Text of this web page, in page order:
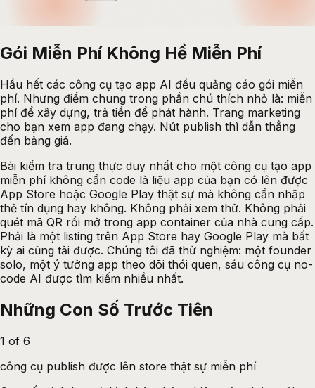
Gói Miễn Phí Không Hề Miễn Phí
Hầu hết các công cụ tạo app AI đều quảng cáo gói miễn
phí. Nhưng điểm chung trong phần chú thích nhỏ là: miễn
phí để xây dựng, trả tiền để phát hành. Trang marketing
cho bạn xem app đang chạy. Nút publish thì dẫn thẳng
đến bảng giá.
Bài kiểm tra trung thực duy nhất cho một công cụ tạo app
miễn phí không cần code là liệu app của bạn có lên được
App Store hoặc Google Play thật sự mà không cần nhập
thẻ tín dụng hay không. Không phải xem thử. Không phải
quét mã QR rồi mở trong app container của nhà cung cấp.
Phải là một listing trên App Store hay Google Play mà bất
kỳ ai cũng tải được. Chúng tôi đã thử nghiệm: một founder
solo, một ý tưởng app theo dõi thói quen, sáu công cụ no-
code AI được tìm kiếm nhiều nhất.
Những Con Số Trước Tiên
1 of 6
công cụ publish được lên store thật sự miễn phí